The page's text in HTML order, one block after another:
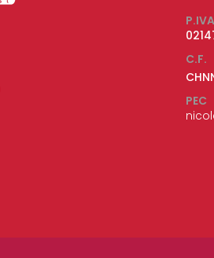
P.IVA
C.F.
PEC